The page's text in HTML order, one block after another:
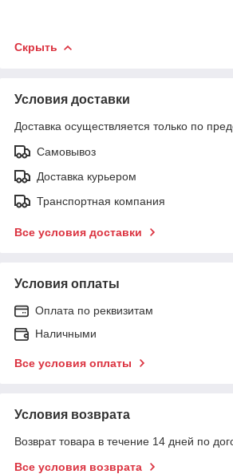
Скрыть
Условия доставки
Доставка осуществляется только по
Самовывоз
Доставка курьером
Транспортная компания
Все условия доставки
Условия оплаты
Оплата по реквизитам
Наличными
Все условия оплаты
Условия возврата
Возврат товара в течение 14 дней по
Все условия возврата